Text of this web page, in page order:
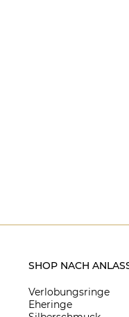
SHOP NACH
Verlobungsringe
Eheringe